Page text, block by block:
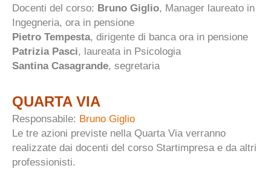
Docenti del corso: Bruno Giglio, Manager laureato in
Ingegneria, ora in pensione
Pietro Tempesta, dirigente di banca ora in pensione
Patrizia Pasci, laureata in Psicologia
Santina Casagrande, segretaria
QUARTA VIA
Responsabile: Bruno Giglio
Le tre azioni previste nella Quarta Via verranno
realizzate dai docenti del corso Startimpresa e da altri
professionisti.